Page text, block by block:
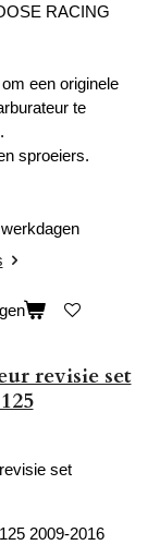
RACING
een originele
te
sproeiers.
revisie set
set
2009-2016